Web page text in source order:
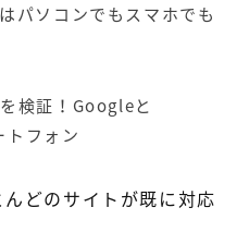
パソコンでもスマホでも
検証！Googleと
フォン
どのサイトが既に対応